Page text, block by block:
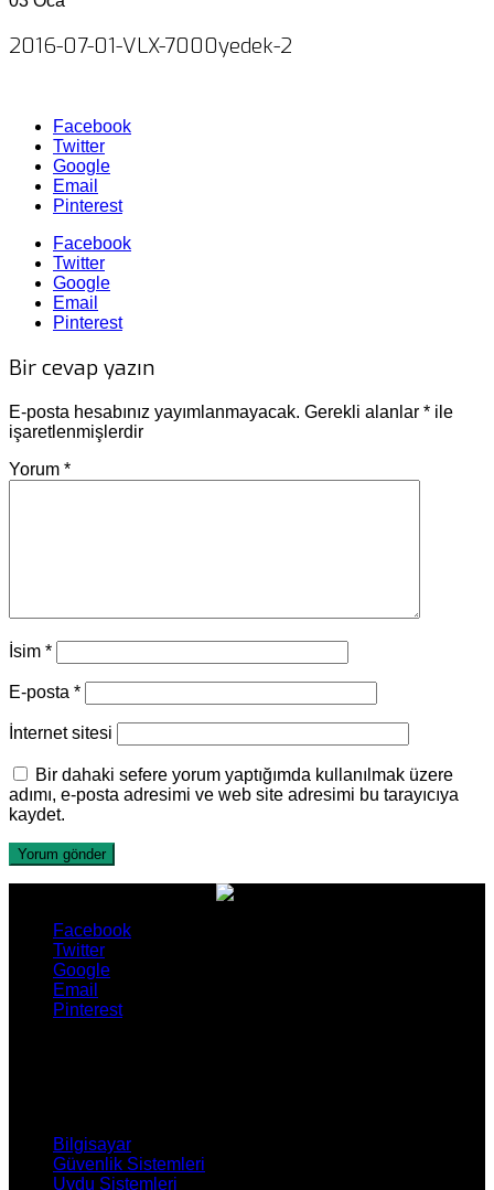
2016-07-01-VLX-7000yedek-2
Facebook
Twitter
Google
Email
Pinterest
Facebook
Twitter
Google
Email
Pinterest
Bir cevap yazın
E-posta hesabınız yayımlanmayacak. Gerekli alanlar * ile
işaretlenmişlerdir
Yorum *
İsim *
E-posta *
İnternet sitesi
Bir dahaki sefere yorum yaptığımda kullanılmak üzere
adımı, e-posta adresimi ve web site adresimi bu tarayıcıya
kaydet.
Facebook
Twitter
Google
Email
Pinterest
Bilgisayar
Güvenlik Sistemleri
Uydu Sistemleri